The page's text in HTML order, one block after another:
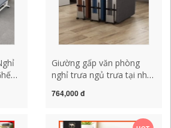
Giường gấp văn phòng
nghỉ trưa ngủ trưa tại nhà
hành quân đơn bệnh viện
bản di động
764,000 đ